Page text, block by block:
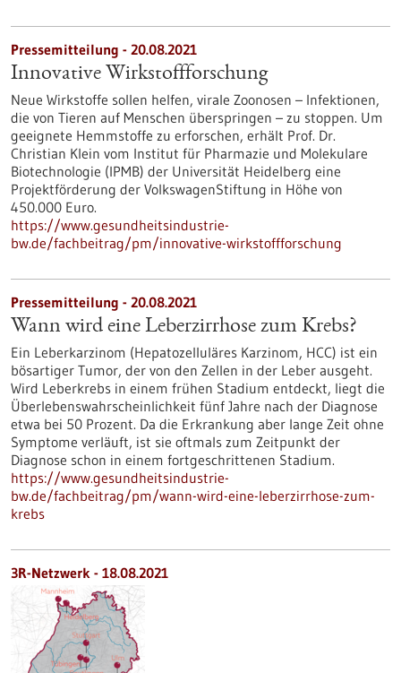
Pressemitteilung - 20.08.2021
Innovative Wirkstoffforschung
Neue Wirkstoffe sollen helfen, virale Zoonosen – Infektionen,
die von Tieren auf Menschen überspringen – zu stoppen. Um
geeignete Hemmstoffe zu erforschen, erhält Prof. Dr.
Christian Klein vom Institut für Pharmazie und Molekulare
Biotechnologie (IPMB) der Universität Heidelberg eine
Projektförderung der VolkswagenStiftung in Höhe von
450.000 Euro.
https://www.gesundheitsindustrie-
bw.de/fachbeitrag/pm/innovative-wirkstoffforschung
Pressemitteilung - 20.08.2021
Wann wird eine Leberzirrhose zum Krebs?
Ein Leberkarzinom (Hepatozelluläres Karzinom, HCC) ist ein
bösartiger Tumor, der von den Zellen in der Leber ausgeht.
Wird Leberkrebs in einem frühen Stadium entdeckt, liegt die
Überlebenswahrscheinlichkeit fünf Jahre nach der Diagnose
etwa bei 50 Prozent. Da die Erkrankung aber lange Zeit ohne
Symptome verläuft, ist sie oftmals zum Zeitpunkt der
Diagnose schon in einem fortgeschrittenen Stadium.
https://www.gesundheitsindustrie-
bw.de/fachbeitrag/pm/wann-wird-eine-leberzirrhose-zum-
krebs
3R-Netzwerk - 18.08.2021